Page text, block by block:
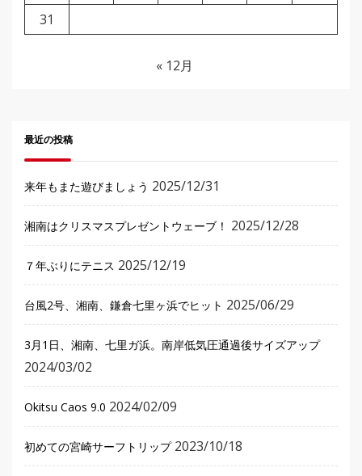
31
« 12月
最近の投稿
来年もまた遊びましょう 2025/12/31
湘南はクリスマスプレゼントウェーブ！ 2025/12/28
７年ぶりにテニス 2025/12/19
台風2号、湘南、鎌倉七里ヶ浜でヒット 2025/06/29
3月1日、湘南、七里ガ浜。南岸低気圧通過後サイズアップ
2024/03/02
Okitsu Caos 9.0 2024/02/09
初めての宮崎サーフトリップ 2023/10/18